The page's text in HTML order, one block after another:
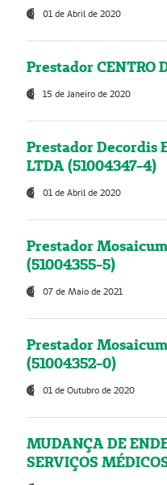
01 de Abril de 2020
Prestador CENTRO
15 de Janeiro de 2020
Prestador Decordis
LTDA (51004347-4)
01 de Abril de 2020
Prestador
(51004355-5)
07 de Maio de 2021
Prestador
(51004352-0)
01 de Outubro de 2020
MUDANÇA DE
SERVIÇOS